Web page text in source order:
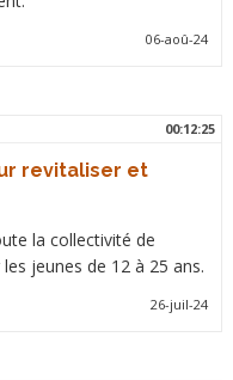
06-aoû-24
00:12:25
revitaliser et
la collectivité de
jeunes de 12 à 25 ans.
26-juil-24